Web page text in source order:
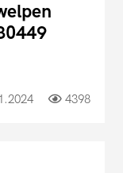
4398